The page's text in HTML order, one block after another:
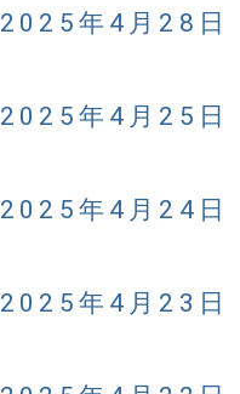
2025年4月28日
2025年4月25日
2025年4月24日
2025年4月23日